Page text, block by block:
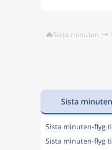
Sista minuten
Sista
Sista minuten-flyg
Sista minuten-flyg